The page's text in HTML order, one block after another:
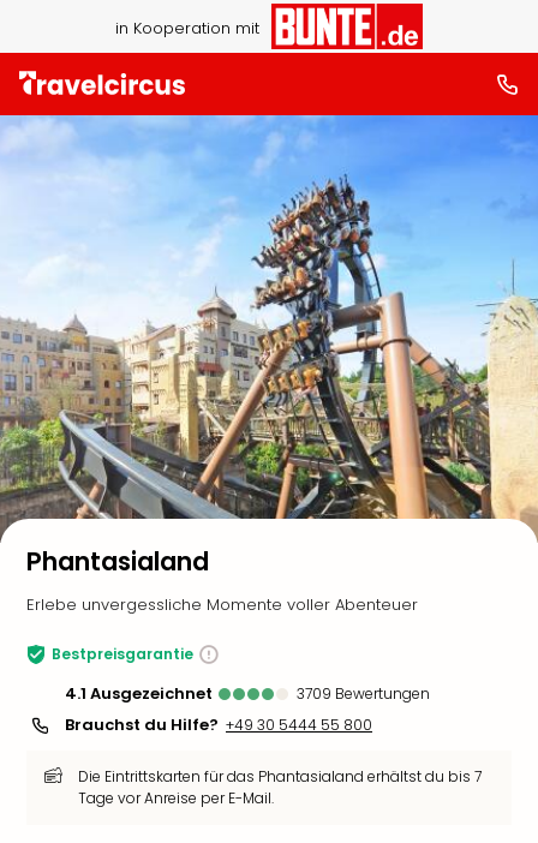
in Kooperation mit
Phantasialand
Erlebe unvergessliche Momente voller Abenteuer
Bestpreisgarantie
4.1 ausgezeichnet 3709 Bewertungen
Brauchst du Hilfe? +49 30 5444 55 800
Die Eintrittskarten für das Phantasialand erhältst du bis 7
Tage vor Anreise per E-Mail.